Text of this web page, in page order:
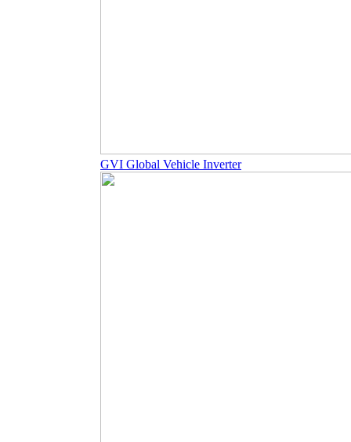
GVI Global Vehicle Inverter